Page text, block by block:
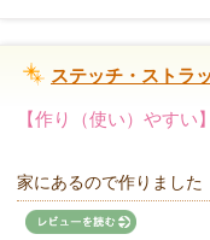
ステッチ・ストラ
【作り（使い）やすい】
家にあるので作りました